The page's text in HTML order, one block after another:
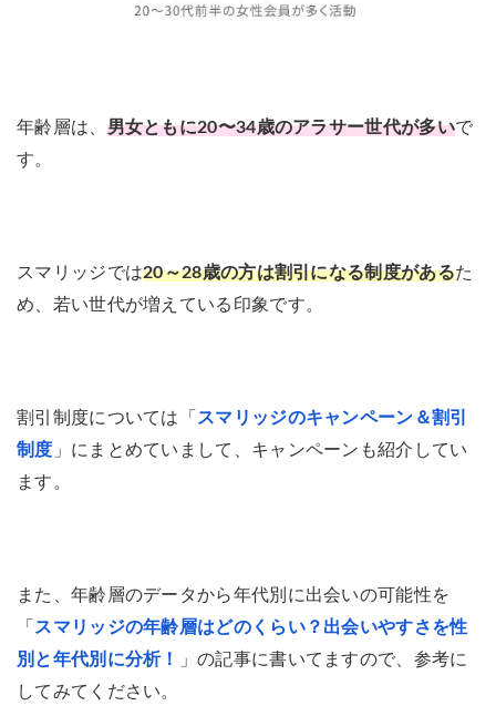
年齢層は、 男女ともに20〜34歳のアラサー世代が多いで
す。
スマリッジでは20～28歳の方は割引になる制度があるた
め、若い世代が増えている印象です。
割引制度については「 スマリッジのキャンペーン＆割引
制度 」にまとめていまして、キャンペーンも紹介してい
ます。
また、年齢層のデータから年代別に出会いの可能性を
「 スマリッジの年齢層はどのくらい？出会いやすさを性
別と年代別に分析！
」の記事に書いてますので、参考に
してみてください。